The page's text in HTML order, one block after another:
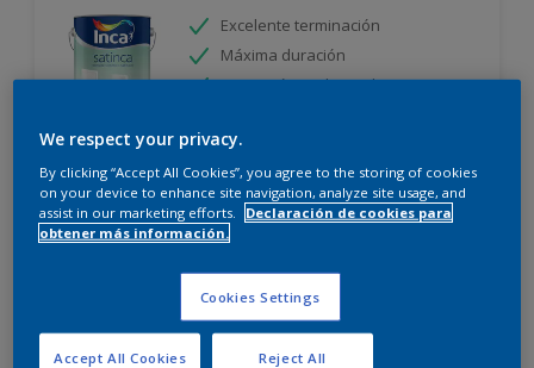
Excelente terminación
Máxima duración
Protección prolongada
Sólo disponible en tienda
We respect your privacy.
By clicking “Accept All Cookies”, you agree to the storing of cookies
on your device to enhance site navigation, analyze site usage, and
assist in our marketing efforts.
Declaración de cookies para
obtener más información.
Cookies Settings
Reject All
Accept All Cookies